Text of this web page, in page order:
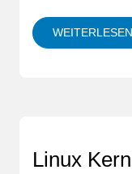
WEITERLESEN
Linux